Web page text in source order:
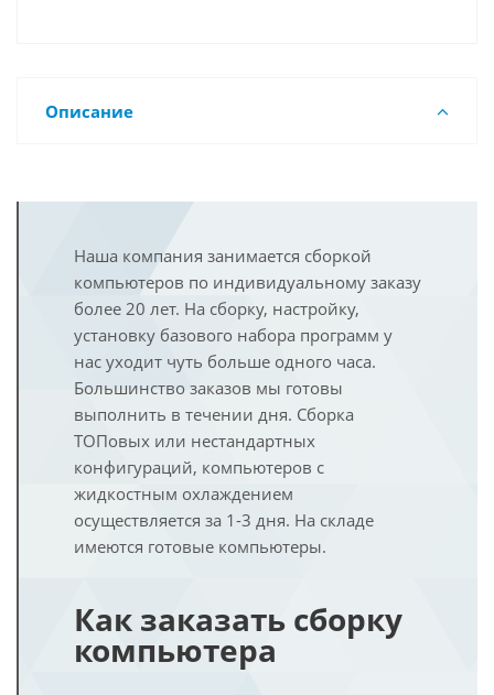
Описание
Наша компания занимается сборкой
компьютеров по индивидуальному заказу
более 20 лет. На сборку, настройку,
установку базового набора программ у
нас уходит чуть больше одного часа.
Большинство заказов мы готовы
выполнить в течении дня. Сборка
ТОПовых или нестандартных
конфигураций, компьютеров с
жидкостным охлаждением
осуществляется за 1-3 дня. На складе
имеются готовые компьютеры.
Как заказать сборку
компьютера